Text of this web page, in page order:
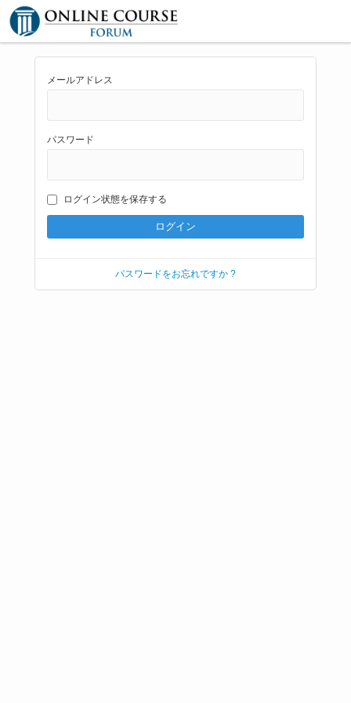
メールアドレス
パスワード
ログイン状態を保存する
パスワードをお忘れですか ?